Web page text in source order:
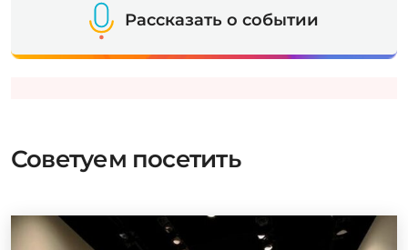
Рассказать о событии
Советуем посетить